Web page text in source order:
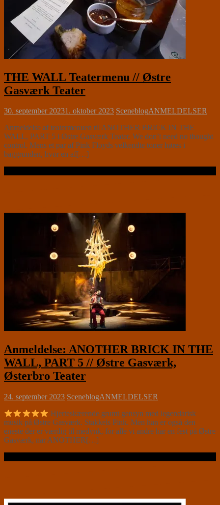
THE WALL Teatermenu // Østre
Gasværk Teater
30. september 20231. oktober 2023 SceneblogANMELDELSER
Anmeldelse af teatermenuen til ANOTHER BRICK IN THE
WALL, PART 5 i Østre Gasværk Teater. We don’t need no thought
control. Mens et par af Pink Floyds velkendte toner høres i
baggrunden, hvor en af[…]
Anmeldelse: ANOTHER BRICK IN THE
WALL, PART 5 // Østre Gasværk,
Østerbro Teater
24. september 2023 SceneblogANMELDELSER
Hjerteskærende grumt gensyn med legendarisk
musik på Østre Gasværk. Stakkels Pink. Men han er også den
eneste der er værdig til medynk, for alle vi andre har en fest på Østre
Gasværk, når ANOTHER[…]